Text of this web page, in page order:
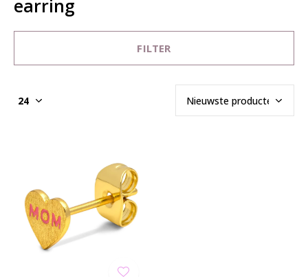
earring
FILTER